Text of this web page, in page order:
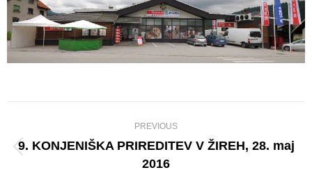
navigation
PREVIOUS
Previous
9. KONJENIŠKA PRIREDITEV V ŽIREH, 28. maj
2016